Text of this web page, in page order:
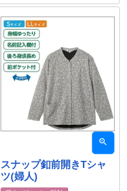
スナップ釦前開きTシャ
ツ(婦人)